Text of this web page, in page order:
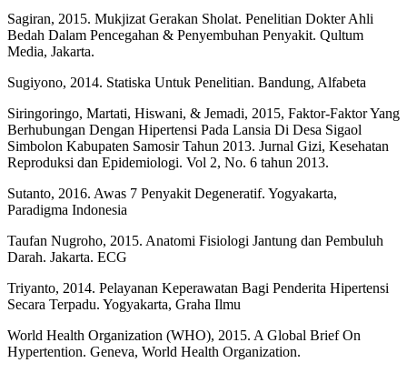
Sagiran, 2015. Mukjizat Gerakan Sholat. Penelitian Dokter Ahli
Bedah Dalam Pencegahan & Penyembuhan Penyakit. Qultum
Media, Jakarta.
Sugiyono, 2014. Statiska Untuk Penelitian. Bandung, Alfabeta
Siringoringo, Martati, Hiswani, & Jemadi, 2015, Faktor-Faktor Yang
Berhubungan Dengan Hipertensi Pada Lansia Di Desa Sigaol
Simbolon Kabupaten Samosir Tahun 2013. Jurnal Gizi, Kesehatan
Reproduksi dan Epidemiologi. Vol 2, No. 6 tahun 2013.
Sutanto, 2016. Awas 7 Penyakit Degeneratif. Yogyakarta,
Paradigma Indonesia
Taufan Nugroho, 2015. Anatomi Fisiologi Jantung dan Pembuluh
Darah. Jakarta. ECG
Triyanto, 2014. Pelayanan Keperawatan Bagi Penderita Hipertensi
Secara Terpadu. Yogyakarta, Graha Ilmu
World Health Organization (WHO), 2015. A Global Brief On
Hypertention. Geneva, World Health Organization.